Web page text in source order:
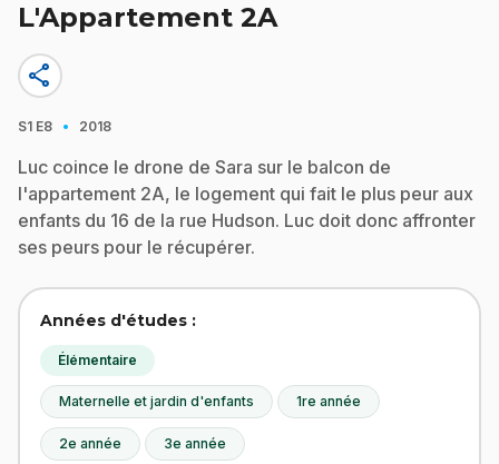
L'Appartement 2A
share
S1 E8 · 2018
Luc coince le drone de Sara sur le balcon de
l'appartement 2A, le logement qui fait le plus peur aux
enfants du 16 de la rue Hudson. Luc doit donc affronter
ses peurs pour le récupérer.
Années d'études :
Élémentaire
Maternelle et jardin d'enfants 1re année
2e année 3e année